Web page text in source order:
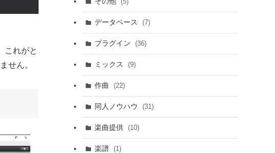
これがと
せん。
データベース (7)
プラグイン (36)
ミックス (9)
作曲 (22)
同人ノウハウ (31)
楽曲提供 (10)
楽譜 (1)